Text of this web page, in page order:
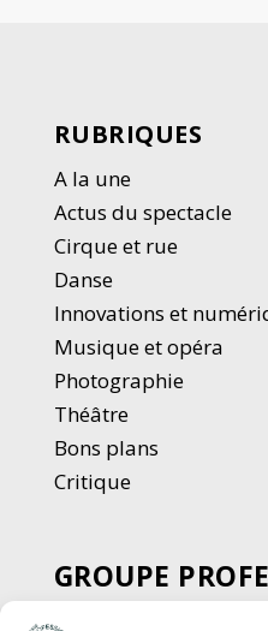
RUBRIQUES
A la une
Actus du spectacle
Cirque et rue
Danse
Innovations et
Musique et opéra
Photographie
Théâtre
Bons plans
Critique
GROUPE
SPECTACLE